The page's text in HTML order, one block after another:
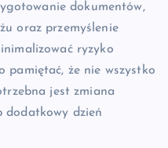
dokumentów,
oraz przemyślenie
ryzyko
pamiętać, że nie wszystko
jest zmiana
dodatkowy dzień